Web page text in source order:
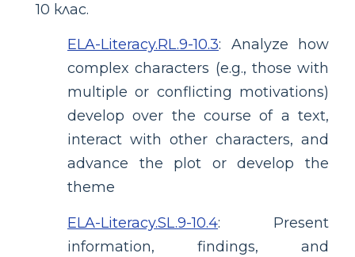
10 клас.
ELA-Literacy.RL.9-10.3: Analyze how
complex characters (e.g., those with
multiple or conflicting motivations)
develop over the course of a text,
interact with other characters, and
advance the plot or develop the
theme
ELA-Literacy.SL.9-10.4: Present
information, findings, and